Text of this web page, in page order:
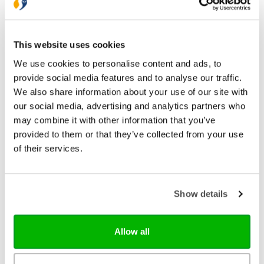
This website uses cookies
We use cookies to personalise content and ads, to
provide social media features and to analyse our traffic.
We also share information about your use of our site with
our social media, advertising and analytics partners who
may combine it with other information that you’ve
provided to them or that they’ve collected from your use
of their services.
Show details
Allow all
Gratis retourneren
Bekijk ook eens